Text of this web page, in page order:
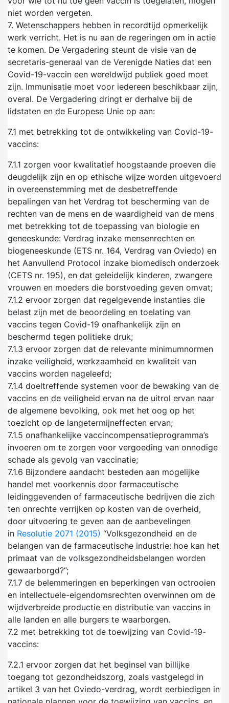
niet worden vergeten.
7. Wetenschappers hebben in recordtijd opmerkelijk
werk verricht. Het is nu aan de regeringen om in actie
te komen. De Vergadering steunt de visie van de
secretaris-generaal van de Verenigde Naties dat een
Covid-19-vaccin een wereldwijd publiek goed moet
zijn. Immunisatie moet voor iedereen beschikbaar zijn,
overal. De Vergadering dringt er derhalve bij de
lidstaten en de Europese Unie op aan:
7.1 met betrekking tot de ontwikkeling van Covid-19-
vaccins:
7.1.1 zorgen voor kwalitatief hoogstaande proeven die
deugdelijk zijn en op ethische wijze worden uitgevoerd
in overeenstemming met de desbetreffende
bepalingen van het Verdrag tot bescherming van de
rechten van de mens en de waardigheid van de mens
met betrekking tot de toepassing van biologie en
geneeskunde: Verdrag inzake mensenrechten en
biogeneeskunde (ETS nr. 164, Verdrag van Oviedo) en
het Aanvullend Protocol inzake biomedisch onderzoek
(CETS nr. 195), en dat geleidelijk kinderen, zwangere
vrouwen en moeders die borstvoeding geven omvat;
7.1.2 ervoor zorgen dat regelgevende instanties die
belast zijn met de beoordeling en toelating van
vaccins tegen Covid-19 onafhankelijk zijn en
beschermd tegen politieke druk;
7.1.3 ervoor zorgen dat de relevante minimumnormen
inzake veiligheid, werkzaamheid en kwaliteit van
vaccins worden nageleefd;
7.1.4 doeltreffende systemen voor de bewaking van de
vaccins en de veiligheid ervan na de uitrol ervan naar
de algemene bevolking, ook met het oog op het
toezicht op de langetermijneffecten ervan;
7.1.5 onafhankelijke vaccincompensatieprogramma’s
invoeren om te zorgen voor vergoeding van onnodige
schade als gevolg van vaccinatie;
7.1.6 Bijzondere aandacht besteden aan mogelijke
handel met voorkennis door farmaceutische
leidinggevenden of farmaceutische bedrijven die zich
ten onrechte verrijken op kosten van de overheid,
door uitvoering te geven aan de aanbevelingen
in Resolutie 2071 (2015) “Volksgezondheid en de
belangen van de farmaceutische industrie: hoe kan het
primaat van de volksgezondheidsbelangen worden
gewaarborgd?”;
7.1.7 de belemmeringen en beperkingen van octrooien
en intellectuele-eigendomsrechten overwinnen om de
wijdverbreide productie en distributie van vaccins in
alle landen en alle burgers te waarborgen.
7.2 met betrekking tot de toewijzing van Covid-19-
vaccins:
7.2.1 ervoor zorgen dat het beginsel van billijke
toegang tot gezondheidszorg, zoals vastgelegd in
artikel 3 van het Oviedo-verdrag, wordt eerbiedigen in